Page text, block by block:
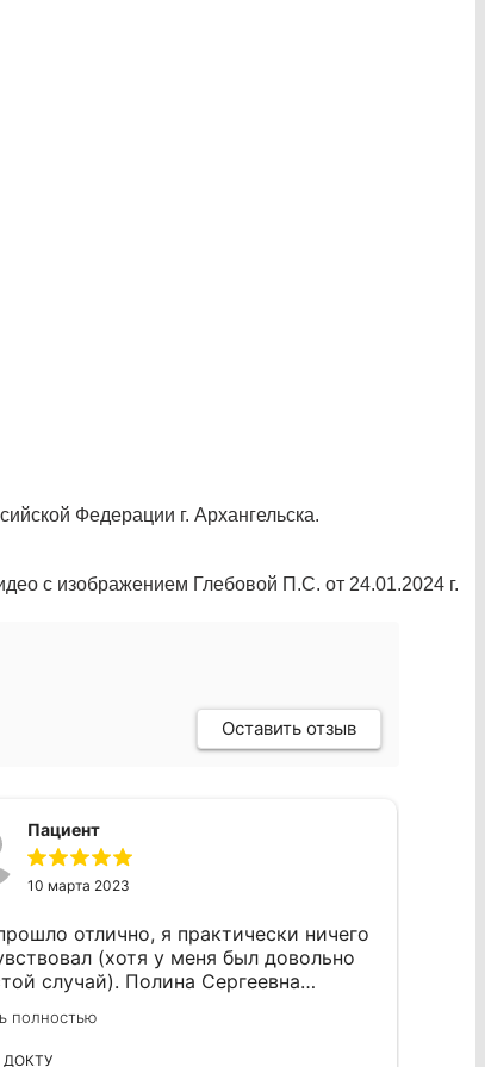
Федерации г. Архангельска.
с изображением Глебовой П.С. от 24.01.2024 г.
Оставить отзыв
Пациент
10 марта 2023
отлично, я практически ничего
(хотя у меня был довольно
случай). Полина Сергеевна
все объяснила и подробно
процесс. Понятно, что она
к своим пациентам, и я
полностью
ДОКТУ